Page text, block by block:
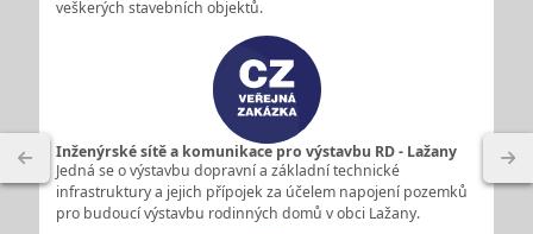
veškerých stavebních objektů.
Inženýrské sítě a komunikace pro výstavbu RD - Lažany
Jedná se o výstavbu dopravní a základní technické
infrastruktury a jejich přípojek za účelem napojení pozemků
pro budoucí výstavbu rodinných domů v obci Lažany.